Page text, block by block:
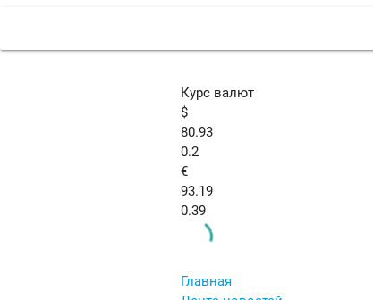
Курс валют
$
80.93
0.2
€
93.19
0.39
Главная